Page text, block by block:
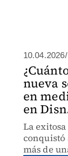
10.04.2026/
nueva
en
en
La
más de